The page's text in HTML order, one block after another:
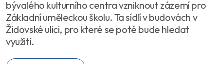
bývalého kulturního centra vzniknout zázemí pro
Základní uměleckou školu. Ta sídlí v budovách v
Židovské ulici, pro které se poté bude hledat
využití.